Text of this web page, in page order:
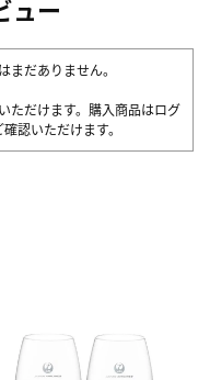
ュー
まだありません。
ただけます。購入商品はログ
認いただけます。